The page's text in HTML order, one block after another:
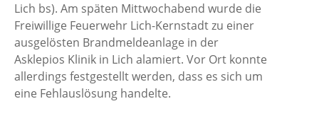
Lich bs). Am späten Mittwochabend wurde die
Freiwillige Feuerwehr Lich-Kernstadt zu einer
ausgelösten Brandmeldeanlage in der
Asklepios Klinik in Lich alamiert. Vor Ort konnte
allerdings festgestellt werden, dass es sich um
eine Fehlauslösung handelte.